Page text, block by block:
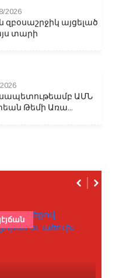
2026
զբօսաշրջիկ այցելած
տարի
ԱՄՆ
Թեմի Առա...